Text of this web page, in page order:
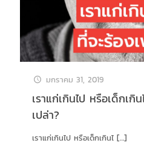
มกราคม 31, 2019
เราแก่เกินไป หรือเด็กเกิ
เปล่า?
เราแก่เกินไป หรือเด็กเกินไ […]